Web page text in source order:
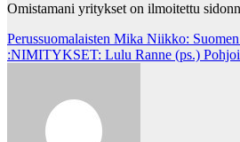
Omistamani yritykset on ilmoitettu
Post
navigation
Perussuomalaisten Mika Niikko:
:NIMITYKSET: Lulu Ranne (ps.)